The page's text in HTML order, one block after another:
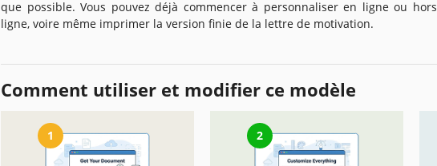
que possible. Vous pouvez déjà commencer à personnaliser en ligne ou hors
ligne, voire même imprimer la version finie de la lettre de motivation.
Comment utiliser et modifier ce modèle
1 2